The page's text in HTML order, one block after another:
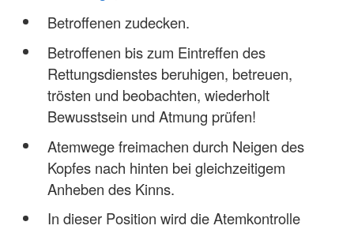
Betroffenen zudecken.
Betroffenen bis zum Eintreffen des
Rettungsdienstes beruhigen, betreuen,
trösten und beobachten, wiederholt
Bewusstsein und Atmung prüfen!
Atemwege freimachen durch Neigen des
Kopfes nach hinten bei gleichzeitigem
Anheben des Kinns.
In dieser Position wird die Atemkontrolle